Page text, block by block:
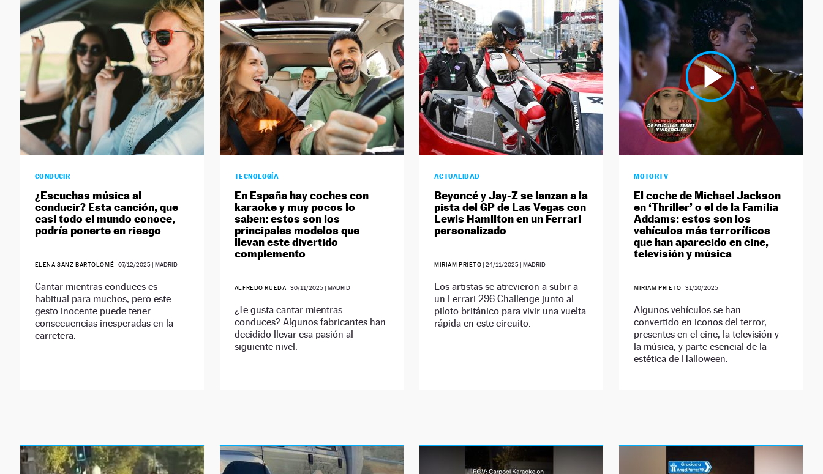
CONDUCIR
¿Escuchas música al
conducir? Esta canción, que
casi todo el mundo conoce,
podría ponerte en riesgo
ELENA SANZ BARTOLOMÉ |07/12/2025 | MADRID
Cantar mientras conduces es
habitual para muchos, pero este
gesto inocente puede tener
consecuencias inesperadas en la
carretera.
TECNOLOGÍA
En España hay coches con
karaoke y muy pocos lo
saben: estos son los
principales modelos que
llevan este divertido
complemento
ALFREDO RUEDA |30/11/2025 | MADRID
¿Te gusta cantar mientras
conduces? Algunos fabricantes han
decidido llevar esa pasión al
siguiente nivel.
ACTUALIDAD
Beyoncé y Jay-Z se lanzan a la
pista del GP de Las Vegas con
Lewis Hamilton en un Ferrari
personalizado
MIRIAM PRIETO |24/11/2025 | MADRID
Los artistas se atrevieron a subir a
un Ferrari 296 Challenge junto al
piloto británico para vivir una vuelta
rápida en este circuito.
MOTORTV
El coche de Michael Jackson
en ‘Thriller’ o el de la Familia
Addams: estos son los
vehículos más terroríficos
que han aparecido en cine,
televisión y música
MIRIAM PRIETO |31/10/2025
Algunos vehículos se han
convertido en iconos del terror,
presentes en el cine, la televisión y
la música, y parte esencial de la
estética de Halloween.